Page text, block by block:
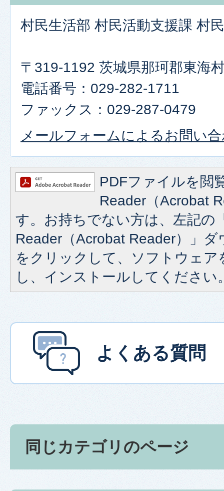
村民生活部 村民活動支援課 村
〒319-1192 茨城県那珂郡東海
電話番号：029-282-1711
ファックス：029-287-0479
メールフォームによるお問い
PDFファイルを閲
Reader（Acrobat
す。お持ちでない方は、左記の
Reader（Acrobat Reader）」
をクリックして、ソフトウェア
し、インストールしてください
よくある質問
同じカテゴリのページ